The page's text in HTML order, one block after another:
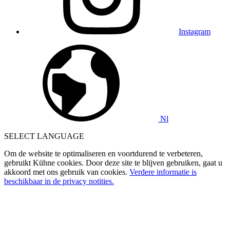
Instagram
Nl
SELECT LANGUAGE
Om de website te optimaliseren en voortdurend te verbeteren,
gebruikt Kühne cookies. Door deze site te blijven gebruiken, gaat u
akkoord met ons gebruik van cookies. Verdere informatie is
beschikbaar in de privacy notities.